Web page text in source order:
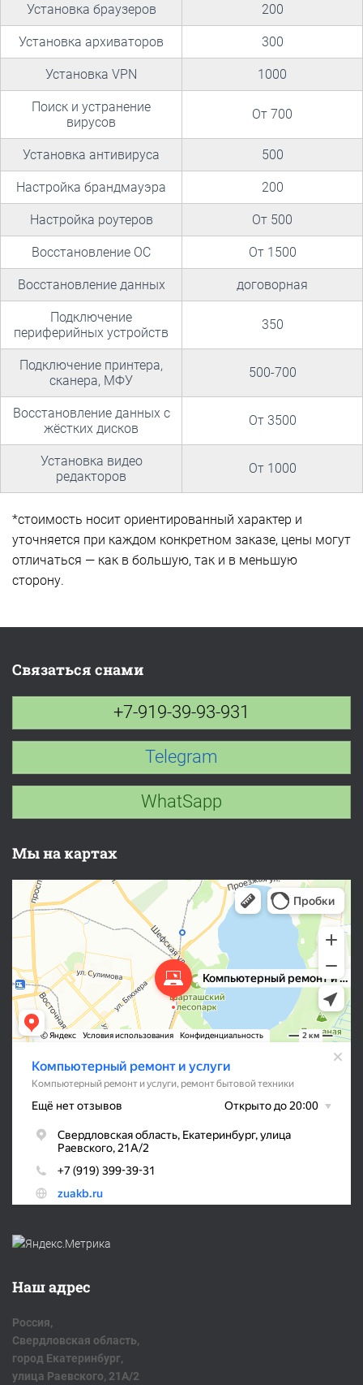
Установка браузеров 200
Установка архиваторов 300
Установка VPN 1000
Поиск и устранение
вирусов
От 700
Установка антивируса 500
Настройка брандмауэра 200
Настройка роутеров От 500
Восстановление ОС От 1500
Восстановление данных договорная
Подключение
периферийных устройств
350
Подключение принтера,
сканера, МФУ
500-700
Восстановление данных с
жёстких дисков
От 3500
Установка видео
редакторов
От 1000
*стоимость носит ориентированный характер и
уточняется при каждом конкретном заказе, цены могут
отличаться — как в большую, так и в меньшую
сторону.
Связаться снами
+7-919-39-93-931
Telegram
WhatSapp
Мы на картах
Наш адрес
Россия,
Свердловская область,
город Екатеринбург,
улица Раевского, 21А/2